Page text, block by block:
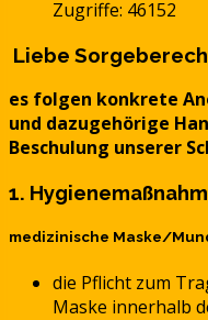
Zugriffe: 46152
Liebe
es folgen konkrete
und dazugehörige
Beschulung unserer
1.
medizinische Maske/
die Pflicht zum
Maske innerhalb